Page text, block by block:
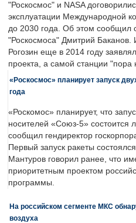
"Роскосмос" и NASA
эксплуатации Международной
до 2030 года. Об этом сообщил
"Роскосмоса" Дмитрий Баканов.
Рогозин еще в 2014 году
проекта, а самой станции "пора
«Роскосмос» планирует запуск
года
«Роскомос» планирует, что
носителей «Союз-5» состоится
сообщил гендиректор
Первый запуск ракеты
Мантуров говорил ранее, что
приоритетным проектом
программы.
На российском сегменте МКС
воздуха